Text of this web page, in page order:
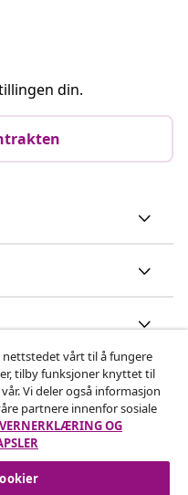
din.
vårt til å fungere
tilby funksjoner knyttet til
Vi deler også informasjon
partnere innenfor sosiale
OG